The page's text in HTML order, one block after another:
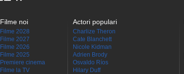
Filme noi
Filme 2028
Filme 2027
Filme 2026
Filme 2025
Premiere cinema
Filme la TV
Actori populari
Charlize Theron
Cate Blanchett
Nicole Kidman
Adrien Brody
Osvaldo Ríos
Hilary Duff